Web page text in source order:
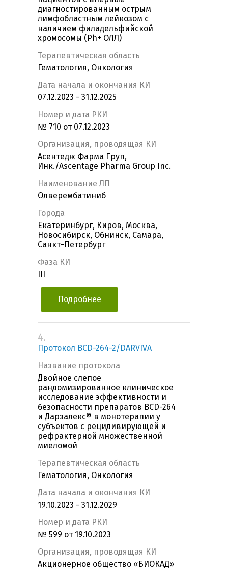
диагностированным острым
лимфобластным лейкозом с
наличием филадельфийской
хромосомы (Ph+ ОЛЛ)
Терапевтическая область
Гематология, Онкология
Дата начала и окончания КИ
07.12.2023 - 31.12.2025
Номер и дата РКИ
№ 710 от 07.12.2023
Организация, проводящая КИ
Асентедж Фарма Груп,
Инк./Ascentage Pharma Group Inc.
Наименование ЛП
Олверембатиниб
Города
Екатеринбург, Киров, Москва,
Новосибирск, Обнинск, Самара,
Санкт-Петербург
Фаза КИ
Подробнее
4.
Протокол BCD-264-2/DARVIVA
Название протокола
Двойное слепое
рандомизированное клиническое
исследование эффективности и
безопасности препаратов BCD-264
и Дарзалекс® в монотерапии у
субъектов с рецидивирующей и
рефрактерной множественной
миеломой
Терапевтическая область
Гематология, Онкология
Дата начала и окончания КИ
19.10.2023 - 31.12.2029
Номер и дата РКИ
№ 599 от 19.10.2023
Организация, проводящая КИ
Акционерное общество «БИОКАД»